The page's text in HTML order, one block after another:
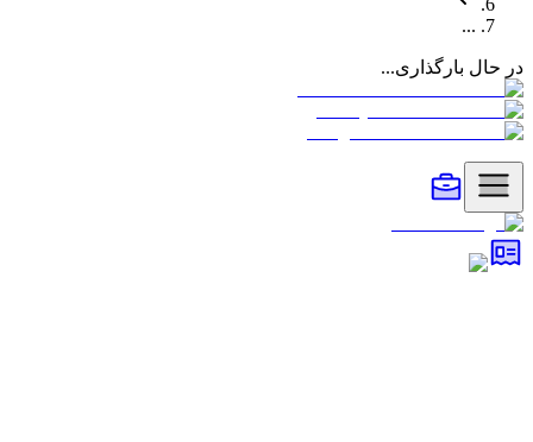
...
در حال بارگذاری...